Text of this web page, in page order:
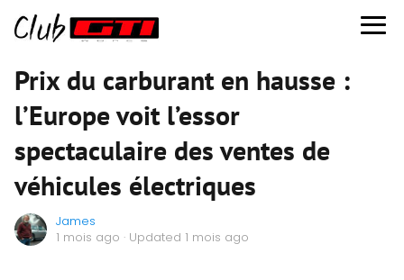
Prix du carburant en hausse :
l’Europe voit l’essor
spectaculaire des ventes de
véhicules électriques
James
1 mois ago · Updated 1 mois ago